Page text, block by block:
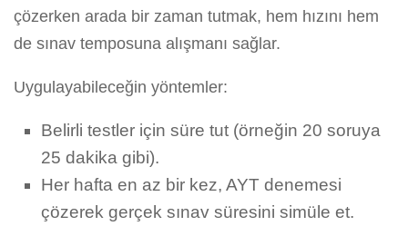
çözerken arada bir zaman tutmak, hem hızını hem
de sınav temposuna alışmanı sağlar.
Uygulayabileceğin yöntemler:
Belirli testler için süre tut (örneğin 20 soruya
25 dakika gibi).
Her hafta en az bir kez, AYT denemesi
çözerek gerçek sınav süresini simüle et.